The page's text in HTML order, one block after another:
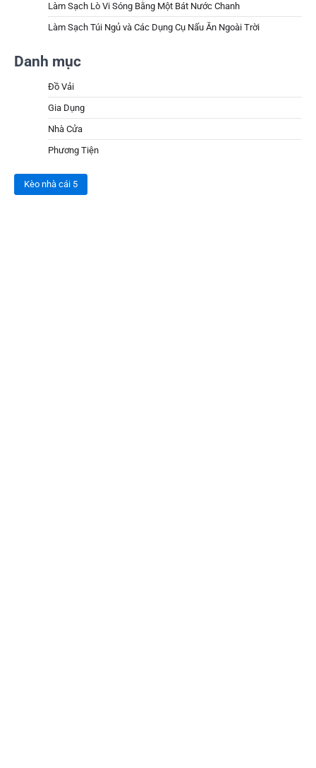
Làm Sạch Lò Vi Sóng Bằng Một Bát Nước Chanh
Làm Sạch Túi Ngủ và Các Dụng Cụ Nấu Ăn Ngoài Trời
Danh mục
Đồ Vải
Gia Dụng
Nhà Cửa
Phương Tiện
Kèo nhà cái 5